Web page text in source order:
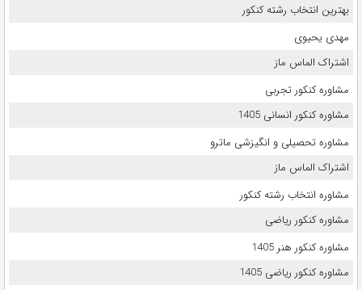
بهترین انتخاب رشته کنکور
مهدی یحیوی
اشتراک الماس ماز
مشاوره کنکور تجربی
مشاوره کنکور انسانی 1405
مشاوره تحصیلی و انگیزشی ماترو
اشتراک الماس ماز
مشاوره انتخاب رشته کنکور
مشاوره کنکور ریاضی
مشاوره کنکور هنر 1405
مشاوره کنکور ریاضی 1405